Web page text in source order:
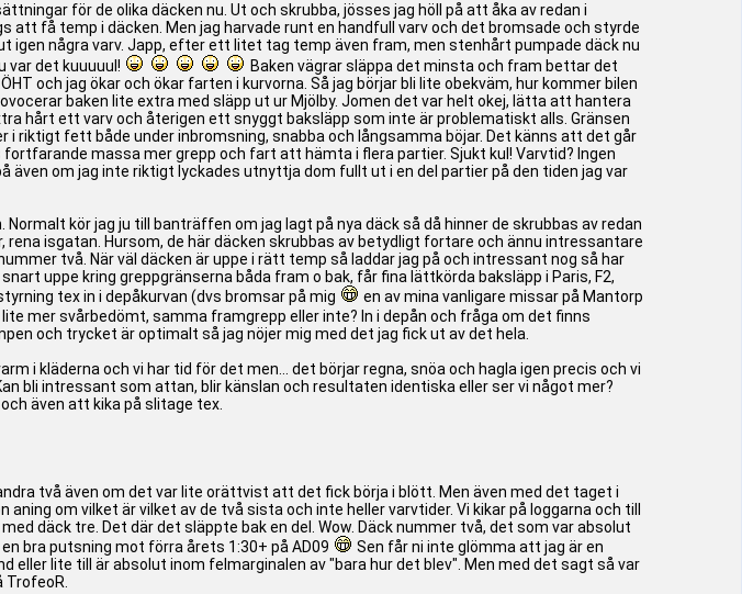
för de olika däcken nu. Ut och skrubba, jösses jag höll på att åka av redan i
få temp i däcken. Men jag harvade runt en handfull varv och det bromsade och styrde
igen några varv. Japp, efter ett litet tag temp även fram, men stenhårt pumpade däck nu
var det kuuuuul!
Baken vägrar släppa det minsta och fram bettar det
och jag ökar och ökar farten i kurvorna. Så jag börjar bli lite obekväm, hur kommer bilen
baken lite extra med släpp ut ur Mjölby. Jomen det var helt okej, lätta att hantera
hårt ett varv och återigen ett snyggt baksläpp som inte är problematiskt alls. Gränsen
riktigt fett både under inbromsning, snabba och långsamma böjar. Det känns att det går
massa mer grepp och fart att hämta i flera partier. Sjukt kul! Varvtid? Ingen
även om jag inte riktigt lyckades utnyttja dom fullt ut i en del partier på den tiden jag var
kör jag ju till banträffen om jag lagt på nya däck så då hinner de skrubbas av redan
rena isgatan. Hursom, de här däcken skrubbas av betydligt fortare och ännu intressantare
två. När väl däcken är uppe i rätt temp så laddar jag på och intressant nog så har
uppe kring greppgränserna båda fram o bak, får fina lättkörda baksläpp i Paris, F2,
tex in i depåkurvan (dvs bromsar på mig
en av mina vanligare missar på Mantorp
mer svårbedömt, samma framgrepp eller inte? In i depån och fråga om det finns
och trycket är optimalt så jag nöjer mig med det jag fick ut av det hela.
i kläderna och vi har tid för det men... det börjar regna, snöa och hagla igen precis och vi
bli intressant som attan, blir känslan och resultaten identiska eller ser vi något mer?
även att kika på slitage tex.
två även om det var lite orättvist att det fick börja i blött. Men även med det taget i
om vilket är vilket av de två sista och inte heller varvtider. Vi kikar på loggarna och till
däck tre. Det där det släppte bak en del. Wow. Däck nummer två, det som var absolut
bra putsning mot förra årets 1:30+ på AD09
Sen får ni inte glömma att jag är en
eller lite till är absolut inom felmarginalen av "bara hur det blev". Men med det sagt så var